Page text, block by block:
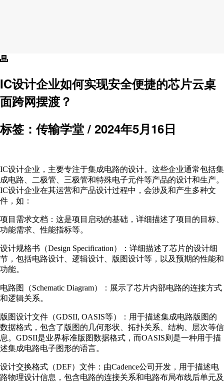
IC设计企业如何实现安全便捷的芯片云桌
面跨网摆渡？
标签：传输学堂 / 2024年5月16日
IC设计企业，主要专注于集成电路的设计。这些企业通常包括集
成电路、二极管、三极管和特殊电子元件等产品的设计和生产。
IC设计企业在其运营和产品设计过程中，会涉及和产生多种文
件，如：
项目需求文档：这是项目启动的基础，详细描述了项目的目标、
功能需求、性能指标等。
设计规格书（Design Specification）：详细描述了芯片的设计细
节，包括电路设计、逻辑设计、版图设计等，以及预期的性能和
功能。
电路图（Schematic Diagram）：展示了芯片内部电路的连接方式
和逻辑关系。
版图设计文件（GDSII, OASIS等）：用于描述集成电路版图的
数据格式，包含了版图的几何形状、拓扑关系、结构、层次等信
息。GDSII是业界标准版图数据格式，而OASIS则是一种用于描
述集成电路电子图形的语言。
设计交换格式（DEF）文件：由Cadence公司开发，用于描述电
路物理设计信息，包含电路的连接关系和电路布局布线后单元及